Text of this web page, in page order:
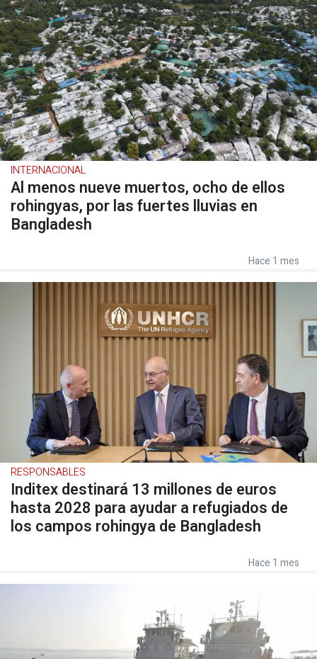
INTERNACIONAL
Al menos nueve muertos, ocho de ellos
rohingyas, por las fuertes lluvias en
Bangladesh
Hace 1 mes
RESPONSABLES
Inditex destinará 13 millones de euros
hasta 2028 para ayudar a refugiados de
los campos rohingya de Bangladesh
Hace 1 mes